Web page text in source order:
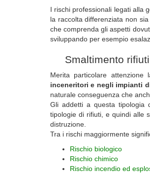
I rischi professionali legati alla
la raccolta differenziata non
che comprenda gli aspetti
sviluppando per esempio
Smaltimento rifiuti
Merita particolare
inceneritori e negli impianti
naturale conseguenza che
Gli addetti a questa tipologia
tipologie di rifiuti, e quindi alle
distruzione.
Tra i rischi maggiormente
Rischio biologico
Rischio chimico
Rischio incendio ed